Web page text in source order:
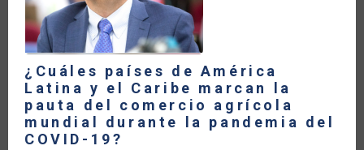
CARIBE
¿Cuáles países de América
Latina y el Caribe marcan la
pauta del comercio agrícola
mundial durante la pandemia del
COVID-19?